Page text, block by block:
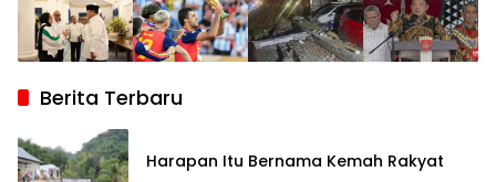
Berita Terbaru
Harapan Itu Bernama Kemah Rakyat